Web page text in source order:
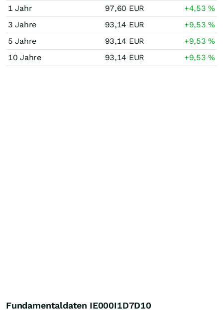
1 Jahr 97,60 EUR +4,53%
3 Jahre
93,14 EUR +9,53%
5 Jahre
93,14 EUR +9,53%
10 Jahre
93,14 EUR +9,53%
Fundamentaldaten IE000I1D7D10